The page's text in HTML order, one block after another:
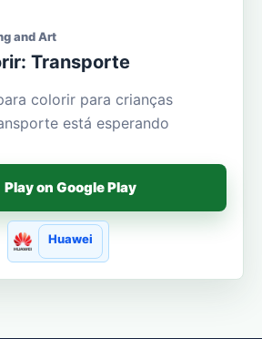
and Art
Transporte
colorir para crianças
está esperando
Play on Google Play
Huawei